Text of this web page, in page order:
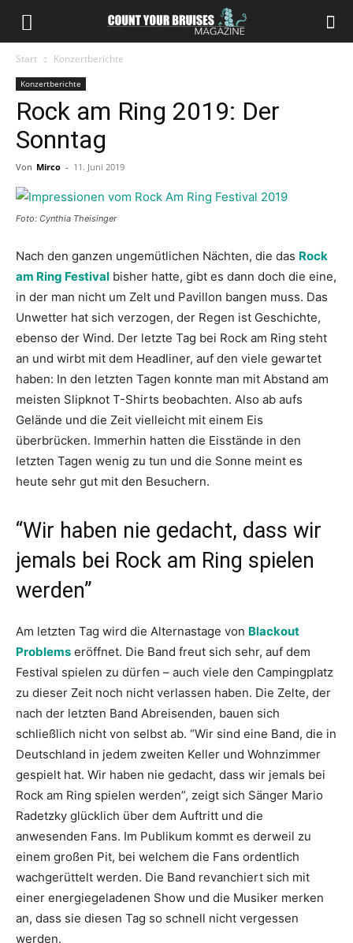
Start Konzertberichte
Konzertberichte
Rock am Ring 2019: Der
Sonntag
Von Mirco - 11. Juni 2019
Foto: Cynthia Theisinger
Nach den ganzen ungemütlichen Nächten, die das Rock
am Ring Festival bisher hatte, gibt es dann doch die eine,
in der man nicht um Zelt und Pavillon bangen muss. Das
Unwetter hat sich verzogen, der Regen ist Geschichte,
ebenso der Wind. Der letzte Tag bei Rock am Ring steht
an und wirbt mit dem Headliner, auf den viele gewartet
haben: In den letzten Tagen konnte man mit Abstand am
meisten Slipknot T-Shirts beobachten. Also ab aufs
Gelände und die Zeit vielleicht mit einem Eis
überbrücken. Immerhin hatten die Eisstände in den
letzten Tagen wenig zu tun und die Sonne meint es
heute sehr gut mit den Besuchern.
“Wir haben nie gedacht, dass wir
jemals bei Rock am Ring spielen
werden”
Am letzten Tag wird die Alternastage von Blackout
Problems eröffnet. Die Band freut sich sehr, auf dem
Festival spielen zu dürfen – auch viele den Campingplatz
zu dieser Zeit noch nicht verlassen haben. Die Zelte, der
nach der letzten Band Abreisenden, bauen sich
schließlich nicht von selbst ab. “Wir sind eine Band, die in
Deutschland in jedem zweiten Keller und Wohnzimmer
gespielt hat. Wir haben nie gedacht, dass wir jemals bei
Rock am Ring spielen werden”, zeigt sich Sänger Mario
Radetzky glücklich über dem Auftritt und die
anwesenden Fans. Im Publikum kommt es derweil zu
einem großen Pit, bei welchem die Fans ordentlich
wachgerüttelt werden. Die Band revanchiert sich mit
einer energiegeladenen Show und die Musiker merken
an, dass sie diesen Tag so schnell nicht vergessen
werden.